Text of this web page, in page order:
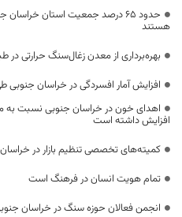
حدود ۶۵ درصد جمعیت استان
هستند
بهره‌برداری از معدن زغال‌سنگ حرارتی
افزایش آمار افسردگی در خراسان جنوبی
اهدای خون در خراسان جنوبی نسبت
افزایش داشته است
کمیته‌های تخصصی تنظیم بازار در
تمام هویت انسان در فرهنگ است
انجمن فعالان حوزه سنگ در خراسان